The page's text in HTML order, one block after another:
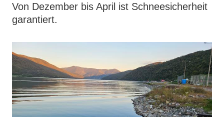
Von Dezember bis April ist Schneesicherheit
garantiert.